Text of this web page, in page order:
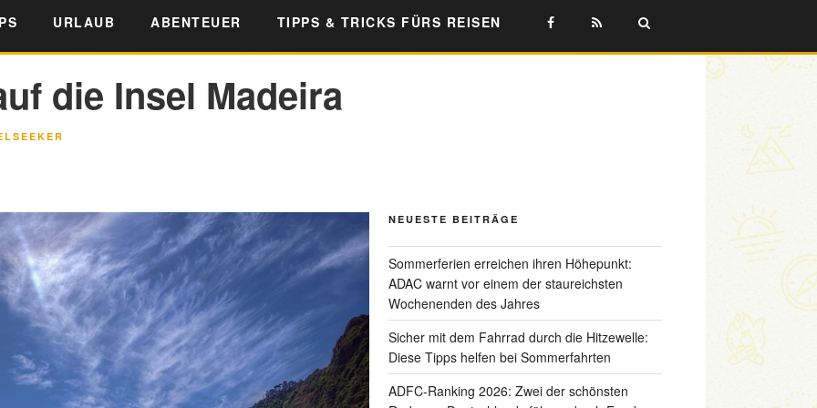
URLAUB ABENTEUER TIPPS & TRICKS FÜRS REISEN
die Insel Madeira
NEUESTE BEITRÄGE
Sommerferien erreichen ihren Höhepunkt:
ADAC warnt vor einem der staureichsten
Wochenenden des Jahres
Sicher mit dem Fahrrad durch die Hitzewelle:
Diese Tipps helfen bei Sommerfahrten
ADFC-Ranking 2026: Zwei der schönsten